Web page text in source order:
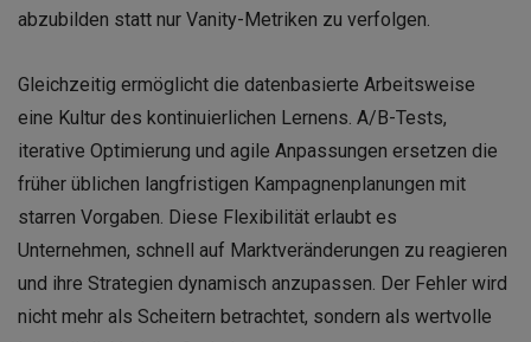
abzubilden statt nur Vanity-Metriken zu verfolgen.
Gleichzeitig ermöglicht die datenbasierte Arbeitsweise
eine Kultur des kontinuierlichen Lernens. A/B-Tests,
iterative Optimierung und agile Anpassungen ersetzen die
früher üblichen langfristigen Kampagnenplanungen mit
starren Vorgaben. Diese Flexibilität erlaubt es
Unternehmen, schnell auf Marktveränderungen zu reagieren
und ihre Strategien dynamisch anzupassen. Der Fehler wird
nicht mehr als Scheitern betrachtet, sondern als wertvolle